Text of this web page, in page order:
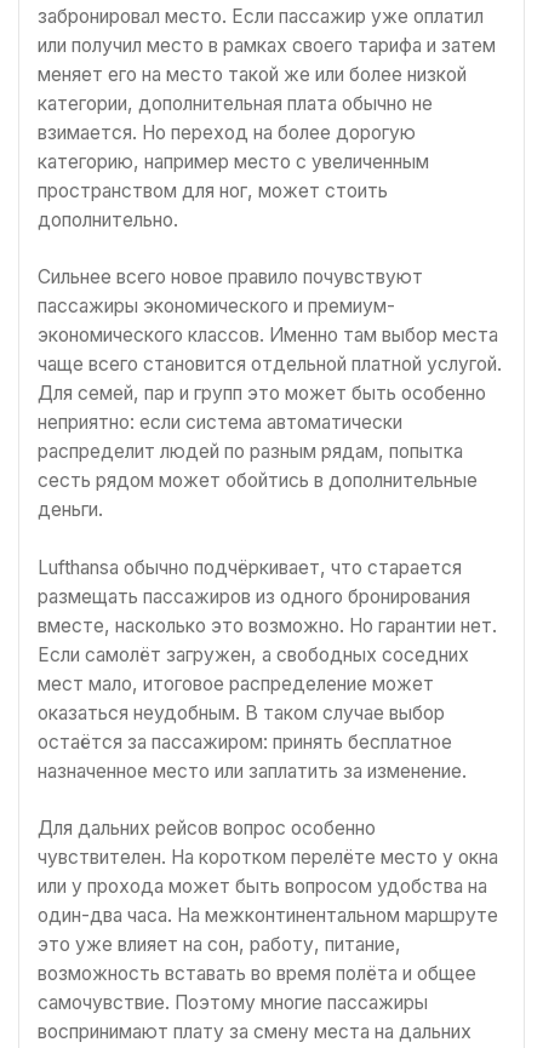
забронировал место. Если пассажир уже оплатил
или получил место в рамках своего тарифа и затем
меняет его на место такой же или более низкой
категории, дополнительная плата обычно не
взимается. Но переход на более дорогую
категорию, например место с увеличенным
пространством для ног, может стоить
дополнительно.
Сильнее всего новое правило почувствуют
пассажиры экономического и премиум-
экономического классов. Именно там выбор места
чаще всего становится отдельной платной услугой.
Для семей, пар и групп это может быть особенно
неприятно: если система автоматически
распределит людей по разным рядам, попытка
сесть рядом может обойтись в дополнительные
деньги.
Lufthansa обычно подчёркивает, что старается
размещать пассажиров из одного бронирования
вместе, насколько это возможно. Но гарантии нет.
Если самолёт загружен, а свободных соседних
мест мало, итоговое распределение может
оказаться неудобным. В таком случае выбор
остаётся за пассажиром: принять бесплатное
назначенное место или заплатить за изменение.
Для дальних рейсов вопрос особенно
чувствителен. На коротком перелёте место у окна
или у прохода может быть вопросом удобства на
один-два часа. На межконтинентальном маршруте
это уже влияет на сон, работу, питание,
возможность вставать во время полёта и общее
самочувствие. Поэтому многие пассажиры
воспринимают плату за смену места на дальних